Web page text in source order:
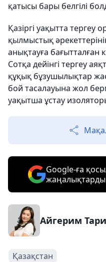
қатысы бары белгілі
Қазіргі уақытта тергеу
қылмыстық
анықтауға бағытталған
Сотқа дейінгі тергеу
құқық бұзушылықтар
бой тасалауына жол
уақытша ұстау
Google-ға
Айгерим
Қазақстан